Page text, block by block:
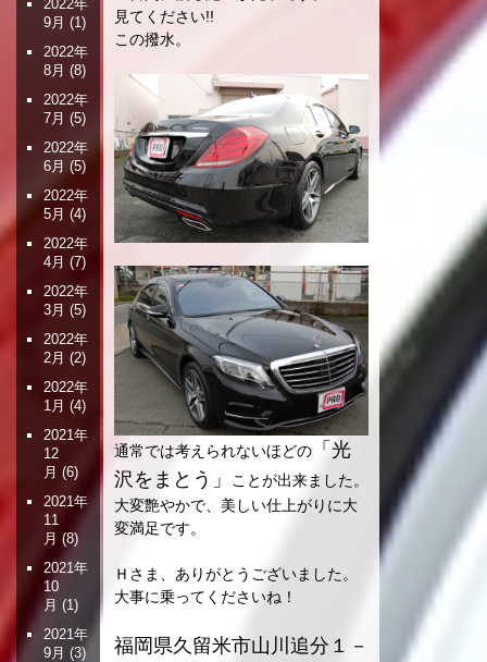
見てください!!
この撥水。
通常では考えられないほどの
「光
沢をまとう」
ことが出来ました。
大変艶やかで、美しい仕上がりに大
変満足です。
Ｈさま、ありがとうございました。
大事に乗ってくださいね！
福岡県久留米市山川追分１－
2022年
9月 (1)
2022年
8月 (8)
2022年
7月 (5)
2022年
6月 (5)
2022年
5月 (4)
2022年
4月 (7)
2022年
3月 (5)
2022年
2月 (2)
2022年
1月 (4)
2021年
12
月 (6)
2021年
11
月 (8)
2021年
10
月 (1)
2021年
9月 (3)